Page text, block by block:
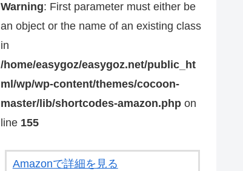
Warning: First parameter must either be
an object or the name of an existing class
in
/home/easygoz/easygoz.net/public_ht
ml/wp/wp-content/themes/cocoon-
master/lib/shortcodes-amazon.php on
line 155
Amazonで詳細を見る